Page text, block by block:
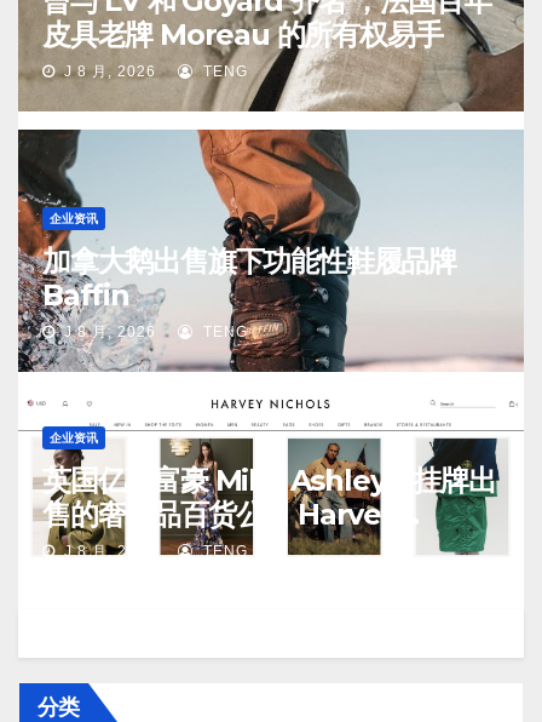
皮具老牌 Moreau 的所有权易手
J 8 月, 2026 TENG
企业资讯
加拿大鹅出售旗下功能性鞋履品牌
Baffin
J 8 月, 2026 TENG
企业资讯
英国亿万富豪 Mike Ashley：挂牌出
售的奢侈品百货公司 Harvey
Nichols 正陷入“死亡螺旋”
J 8 月, 2026 TENG
分类